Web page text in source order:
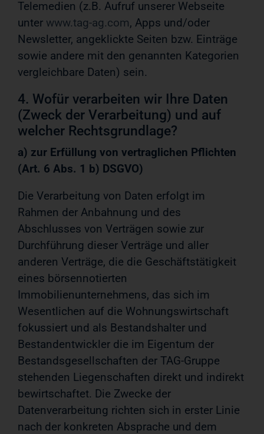
Telemedien (z.B. Aufruf unserer Webseite
unter www.tag-ag.com, Apps und/oder
Newsletter, angeklickte Seiten bzw. Einträge
sowie andere mit den genannten Kategorien
vergleichbare Daten) sein.
4. Wofür verarbeiten wir Ihre Daten
(Zweck der Verarbeitung) und auf
welcher Rechtsgrundlage?
a) zur Erfüllung von vertraglichen Pflichten
(Art. 6 Abs. 1 b) DSGVO)
Die Verarbeitung von Daten erfolgt im
Rahmen der Anbahnung und des
Abschlusses von Verträgen sowie zur
Durchführung dieser Verträge und aller
anderen Verträge, die die Geschäftstätigkeit
eines börsennotierten
Immobilienunternehmens, das sich im
Wesentlichen auf die Wohnungswirtschaft
fokussiert und als Bestandshalter und
Bestandentwickler die im Eigentum der
Bestandsgesellschaften der TAG-Gruppe
stehenden Liegenschaften direkt und indirekt
bewirtschaftet. Die Zwecke der
Datenverarbeitung richten sich in erster Linie
nach der konkreten Absprache und dem